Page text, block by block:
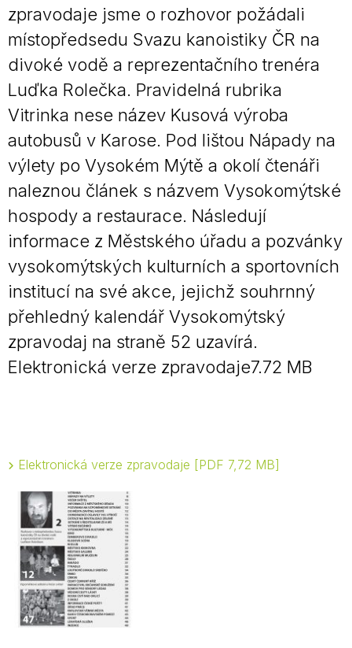
zpravodaje jsme o rozhovor požádali
místopředsedu Svazu kanoistiky ČR na
divoké vodě a reprezentačního trenéra
Luďka Rolečka. Pravidelná rubrika
Vitrinka nese název Kusová výroba
autobusů v Karose. Pod lištou Nápady na
výlety po Vysokém Mýtě a okolí čtenáři
naleznou článek s názvem Vysokomýtské
hospody a restaurace. Následují
informace z Městského úřadu a pozvánky
vysokomýtských kulturních a sportovních
institucí na své akce, jejichž souhrnný
přehledný kalendář Vysokomýtský
zpravodaj na straně 52 uzavírá.
Elektronická verze zpravodaje7.72 MB
Elektronická verze zpravodaje PDF 7,72 MB